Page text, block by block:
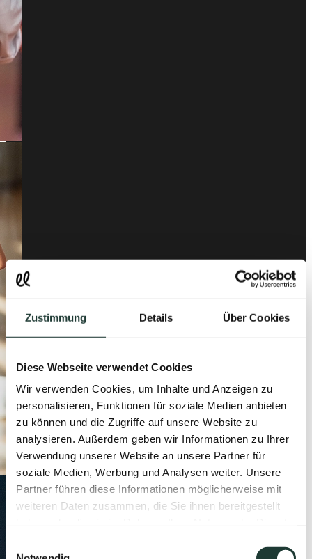
Zustimmung Details Über Cookies
Diese Webseite verwendet Cookies
Wir verwenden Cookies, um Inhalte und Anzeigen zu
personalisieren, Funktionen für soziale Medien anbieten
zu können und die Zugriffe auf unsere Website zu
analysieren. Außerdem geben wir Informationen zu Ihrer
Verwendung unserer Website an unsere Partner für
soziale Medien, Werbung und Analysen weiter. Unsere
Partner führen diese Informationen möglicherweise mit
weiteren Daten zusammen, die Sie ihnen bereitgestellt